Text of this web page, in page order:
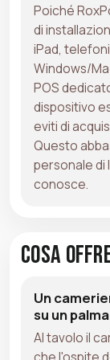
Poiché
di
iPad,
Windows/
POS
dispositivo
eviti di
Questo
personale di
conosce.
Cosa
Un
su un
Al tavolo il